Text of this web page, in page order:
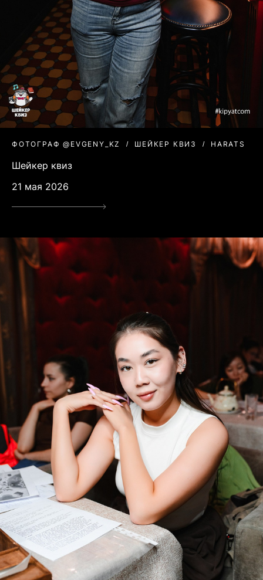
ФОТОГРАФ @EVGENY_KZ ШЕЙКЕР КВИЗ HARATS
Шейкер квиз
21 мая 2026